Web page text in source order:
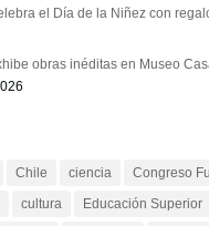
el Día de la Niñez con
obras inéditas en Museo
Chile ciencia
Congreso
cultura
Educación Superior